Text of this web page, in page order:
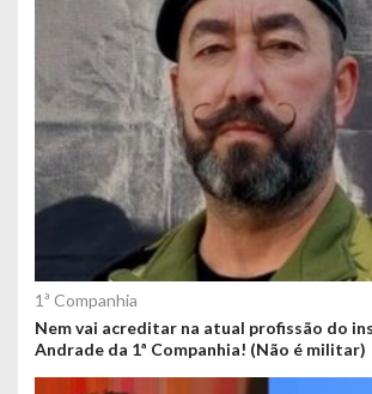
1ª Companhia
Nem vai acreditar na atual profissão do
Andrade da 1ª Companhia! (Não é militar)